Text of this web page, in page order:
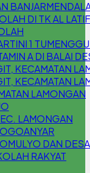
DI TK AL
1
A DI BALAI
KECAMATAN
KECAMATAN
LAMONGAN
LAMONGAN
DAN
RAKYAT